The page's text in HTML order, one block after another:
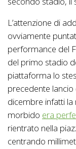
L’attenzione di
ovviamente
performance del
del primo stadio
piattaforma lo
precedente
dicembre infatti
morbido era
rientrato nella
centrando